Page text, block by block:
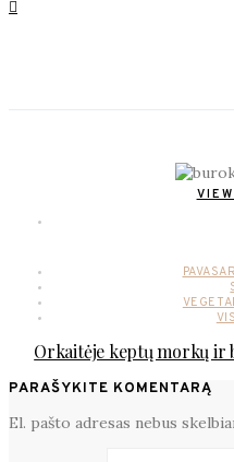
Orkaitėje keptų morkų ir
PARAŠYKITE KOMENTARĄ
El. pašto adresas nebus